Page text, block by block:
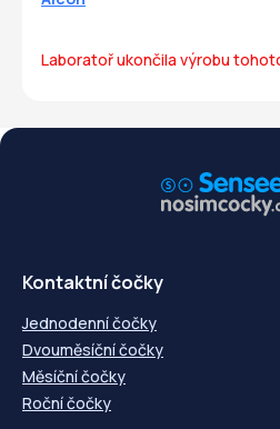
Laboratoř ukončila výrobu
Kontaktní čočky
Jednodenní čočky
Dvouměsíční čočky
Měsíční čočky
Roční čočky